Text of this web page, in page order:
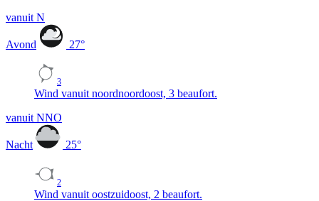
vanuit N
Avond 27°
3
Wind vanuit noordnoordoost, 3 beaufort.
vanuit NNO
Nacht 25°
2
Wind vanuit oostzuidoost, 2 beaufort.